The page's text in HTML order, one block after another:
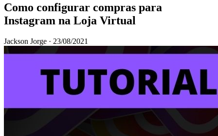
Como configurar compras para
Instagram na Loja Virtual
Jackson Jorge · 23/08/2021